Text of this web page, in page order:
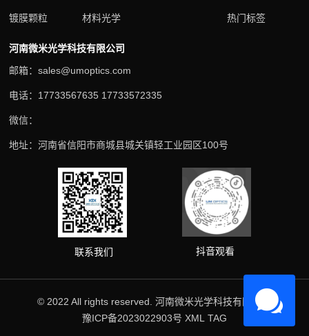
镀膜颗粒 材料光学 热门标签
河南微米光学科技有限公司
邮箱：sales@umoptics.com
电话：17733567635 17733572335
微信：
地址：河南省信阳市商城县城关镇轻工业园区100号
联系我们 抖音观看
© 2022 All rights reserved. 河南微米光学科技有限公司
豫ICP备2023022903号 XML TAG